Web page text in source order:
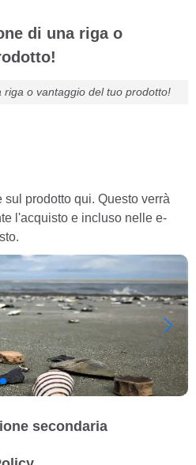
di una riga o
o vantaggio del tuo prodotto!
prodotto qui. Questo verrà
l'acquisto e incluso nelle e-
secondaria